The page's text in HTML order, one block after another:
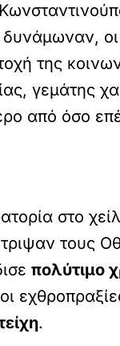
της
γεμάτης
από όσο
στο
τους
πολύτιμο
.